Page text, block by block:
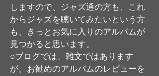
しますので、ジャズ通の方も、これ
からジャズを聴いてみたいという方
も、きっとお気に入りのアルバムが
見つかると思います。
○ブログでは、雑文ではあります
が、お勧めのアルバムのレビューを